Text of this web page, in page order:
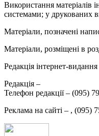
Використання матеріалів
системами; у друкованих
Матеріали, позначені
Матеріали, розміщені в
Редакція інтернет-
Редакція –
Телефон редакції – (095)
Реклама на сайті – , (095)